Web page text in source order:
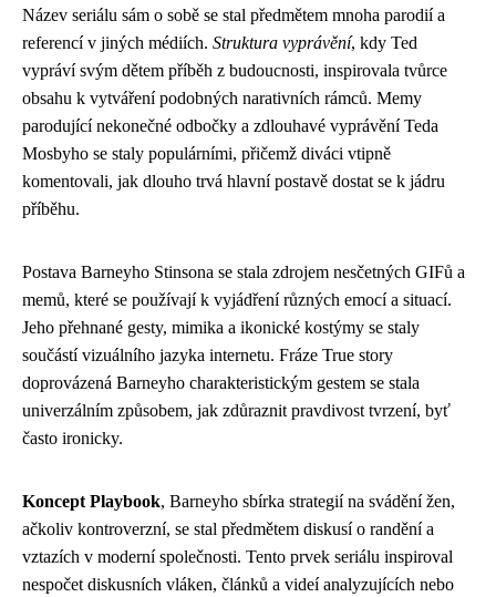
Název seriálu sám o sobě se stal předmětem mnoha parodií a
referencí v jiných médiích. Struktura vyprávění, kdy Ted
vypráví svým dětem příběh z budoucnosti, inspirovala tvůrce
obsahu k vytváření podobných narativních rámců. Memy
parodující nekonečné odbočky a zdlouhavé vyprávění Teda
Mosbyho se staly populárními, přičemž diváci vtipně
komentovali, jak dlouho trvá hlavní postavě dostat se k jádru
příběhu.
Postava Barneyho Stinsona se stala zdrojem nesčetných GIFů a
memů, které se používají k vyjádření různých emocí a situací.
Jeho přehnané gesty, mimika a ikonické kostýmy se staly
součástí vizuálního jazyka internetu. Fráze True story
doprovázená Barneyho charakteristickým gestem se stala
univerzálním způsobem, jak zdůraznit pravdivost tvrzení, byť
často ironicky.
Koncept Playbook, Barneyho sbírka strategií na svádění žen,
ačkoliv kontroverzní, se stal předmětem diskusí o randění a
vztazích v moderní společnosti. Tento prvek seriálu inspiroval
nespočet diskusních vláken, článků a videí analyzujících nebo